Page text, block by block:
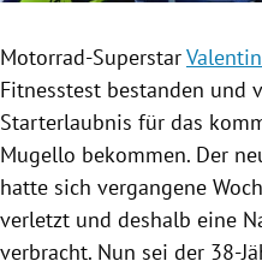
Untermenü
Motorrad-Superstar
Fitnesstest bestanden und
Starterlaubnis für das
Mugello bekommen. Der
hatte sich vergangene
verletzt und deshalb eine
verbracht. Nun sei der 38-